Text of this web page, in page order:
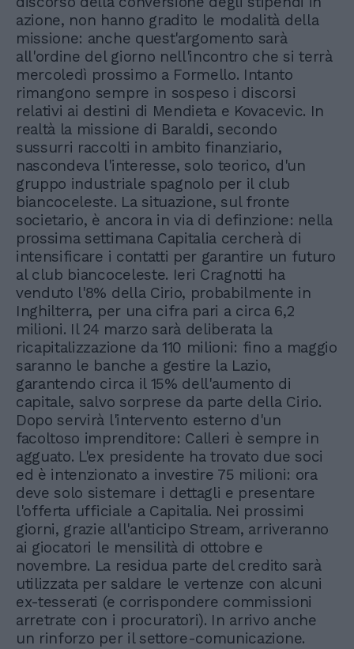
azione, non hanno gradito le modalità della
missione: anche quest'argomento sarà
all'ordine del giorno nell'incontro che si terrà
mercoledì prossimo a Formello. Intanto
rimangono sempre in sospeso i discorsi
relativi ai destini di Mendieta e Kovacevic. In
realtà la missione di Baraldi, secondo
sussurri raccolti in ambito finanziario,
nascondeva l'interesse, solo teorico, d'un
gruppo industriale spagnolo per il club
biancoceleste. La situazione, sul fronte
societario, è ancora in via di definzione: nella
prossima settimana Capitalia cercherà di
intensificare i contatti per garantire un futuro
al club biancoceleste. Ieri Cragnotti ha
venduto l'8% della Cirio, probabilmente in
Inghilterra, per una cifra pari a circa 6,2
milioni. Il 24 marzo sarà deliberata la
ricapitalizzazione da 110 milioni: fino a maggio
saranno le banche a gestire la Lazio,
garantendo circa il 15% dell'aumento di
capitale, salvo sorprese da parte della Cirio.
Dopo servirà l'intervento esterno d'un
facoltoso imprenditore: Calleri è sempre in
agguato. L'ex presidente ha trovato due soci
ed è intenzionato a investire 75 milioni: ora
deve solo sistemare i dettagli e presentare
l'offerta ufficiale a Capitalia. Nei prossimi
giorni, grazie all'anticipo Stream, arriveranno
ai giocatori le mensilità di ottobre e
novembre. La residua parte del credito sarà
utilizzata per saldare le vertenze con alcuni
ex-tesserati (e corrispondere commissioni
arretrate con i procuratori). In arrivo anche
un rinforzo per il settore-comunicazione.